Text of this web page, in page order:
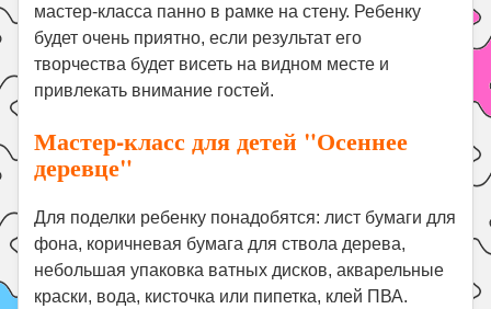
мастер-класса панно в рамке на стену. Ребенку
будет очень приятно, если результат его
творчества будет висеть на видном месте и
привлекать внимание гостей.
Мастер-класс для детей "Осеннее
деревце"
Для поделки ребенку понадобятся: лист бумаги для
фона, коричневая бумага для ствола дерева,
небольшая упаковка ватных дисков, акварельные
краски, вода, кисточка или пипетка, клей ПВА.